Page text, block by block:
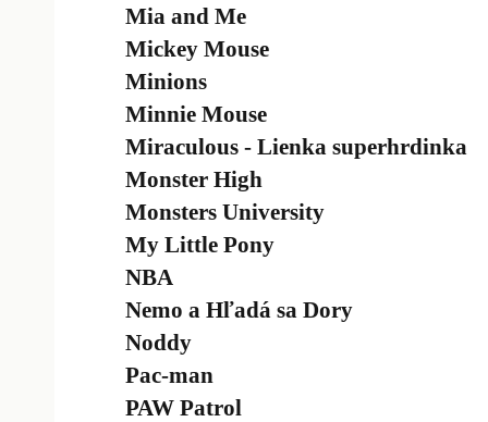
Mia and Me
Mickey Mouse
Minions
Minnie Mouse
Miraculous - Lienka superhrdinka
Monster High
Monsters University
My Little Pony
NBA
Nemo a Hľadá sa Dory
Noddy
Pac-man
PAW Patrol